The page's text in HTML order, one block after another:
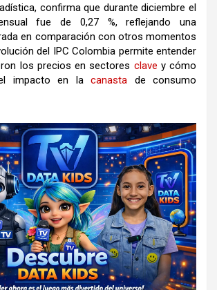
confirma que durante diciembre el
fue de 0,27 %, reflejando una
en comparación con otros momentos
del IPC Colombia permite entender
los precios en sectores clave y cómo
impacto en la canasta de consumo